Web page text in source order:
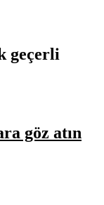
geçerli
göz atın